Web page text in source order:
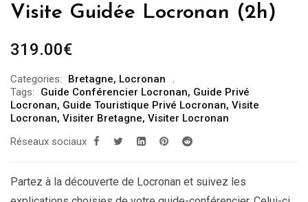
Visite Guidée Locronan (2h)
319.00€
Categories: Bretagne, Locronan
Tags:
Guide Conférencier Locronan, Guide Privé
Locronan, Guide Touristique Privé Locronan, Visite
Locronan, Visiter Bretagne, Visiter Locronan
Réseaux sociaux
Partez à la découverte de Locronan et suivez les